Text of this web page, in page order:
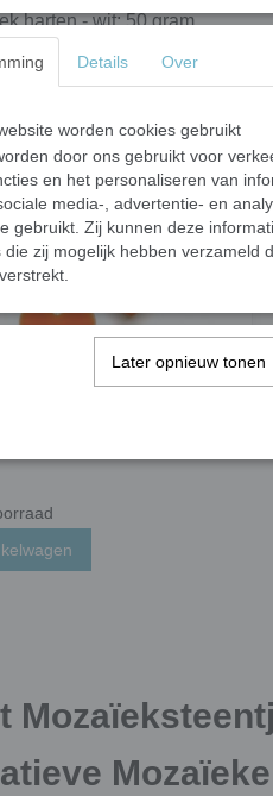
harten - wit; 50 gram
Details Over
worden cookies gebruikt
door ons gebruikt voor
en het personaliseren van
media-, advertentie- en
gebruikt. Zij kunnen deze
die zij mogelijk hebben verzameld
Later opnieuw tonen